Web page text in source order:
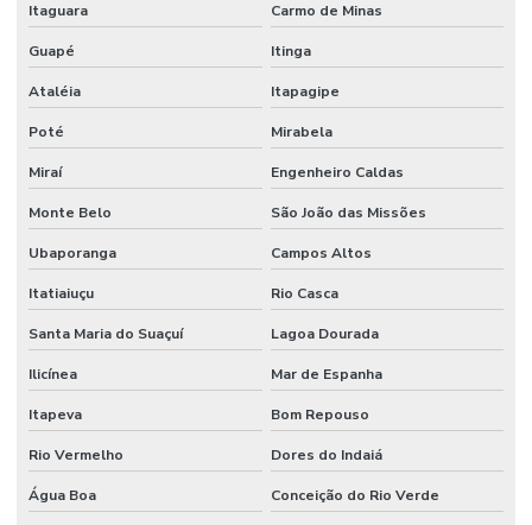
Itaguara Carmo de Minas
Guapé Itinga
Ataléia Itapagipe
Poté Mirabela
Miraí Engenheiro Caldas
Monte Belo São João das Missões
Ubaporanga Campos Altos
Itatiaiuçu Rio Casca
Santa Maria do Suaçuí Lagoa Dourada
Ilicínea Mar de Espanha
Itapeva Bom Repouso
Rio Vermelho Dores do Indaiá
Água Boa Conceição do Rio Verde